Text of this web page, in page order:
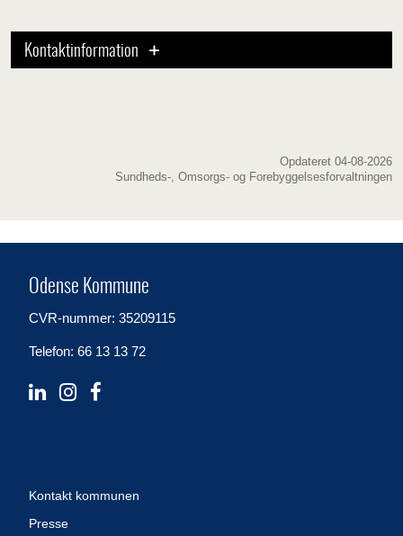
Kontaktinformation
Opdateret 04-08-2026
Sundheds-, Omsorgs- og Forebyggelsesforvaltningen
Odense Kommune
CVR-nummer: 35209115
Telefon: 66 13 13 72
Kontakt kommunen
Presse